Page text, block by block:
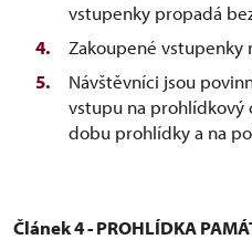
vstupenky propadá
Zakoupené
Návštěvníci jsou
vstupu na prohlídkový
dobu prohlídky a na
Článek 4 - PROHLÍDKA